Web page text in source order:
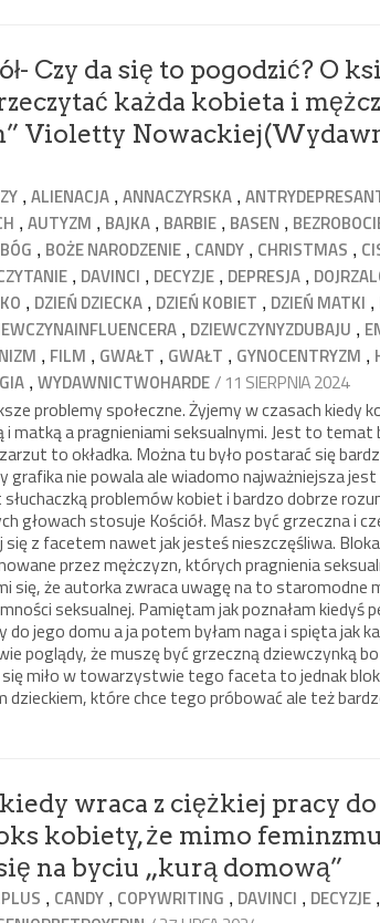
Czy da się to pogodzić? O
każda kobieta i
Violetty
,ALIENACJA ,ANNACZYRSKA ,
,AUTYZM , BAJKA , BARBIE , BASEN ,
BÓG , BOŻE NARODZENIE , CANDY , CHRISTMAS ,
, DAVINCI , DECYZJE , DEPRESJA ,
, DZIEŃ DZIECKA , DZIEŃ KOBIET , DZIEŃ MATKI ,
, DZIEWCZYNYZDUBAJU ,
, FILM , GWAŁT , GWAŁT , GYNOCENTRYZM ,
,WYDAWNICTWOHARDE/ 11 SIERPNIA 2024
problemy społeczne. Żyjemy w czasach kiedy
i matką a pragnieniami seksualnymi. Jest to temat
to okładka. Można tu było postarać się
nie powala ale wiadomo najważniejsza jest
problemów kobiet i bardzo dobrze
głowach stosuje Kościół. Masz być grzeczna i
się z facetem nawet jak jesteś nieszczęśliwa.
przez mężczyzn, których pragnienia
się, że autorka zwraca uwagę na to staromodne
seksualnej. Pamiętam jak poznałam kiedyś
do jego domu a ja potem byłam naga i spięta jak
poglądy, że muszę być grzeczną dziewczynką
miło w towarzystwie tego faceta to jednak
dzieckiem, które chce tego próbować ale też
wraca z ciężkiej pracy
kobiety, że mimo
na byciu „kurą domową”
, CANDY , COPYWRITING , DAVINCI , DECYZJE ,